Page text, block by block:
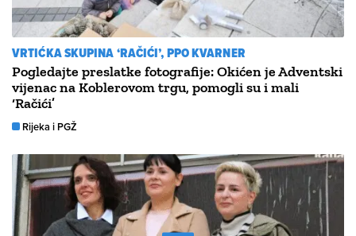
VRTIĆKA SKUPINA ‘RAČIĆI’, PPO KVARNER
Pogledajte preslatke fotografije: Okićen je Adventski
vijenac na Koblerovom trgu, pomogli su i mali
‘Račići’
Rijeka i PGŽ